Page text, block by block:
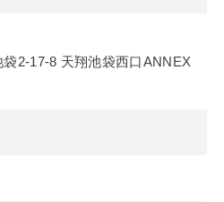
2-17-8 天翔池袋西口ANNEX